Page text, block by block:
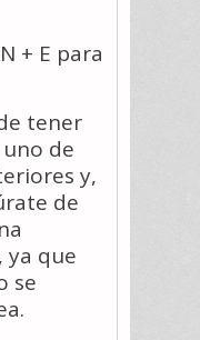
+ E para
tener
de
y,
de
ya que
se